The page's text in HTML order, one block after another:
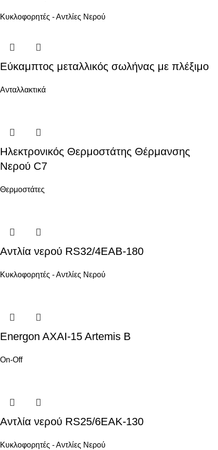
Κυκλοφορητές - Αντλίες Νερού
Εύκαμπτος μεταλλικός σωλήνας με πλέξιμο
Ανταλλακτικά
Ηλεκτρονικός Θερμοστάτης Θέρμανσης
Νερού C7
Θερμοστάτες
Αντλία νερού RS32/4EAB-180
Κυκλοφορητές - Αντλίες Νερού
Energon AXAI-15 Artemis B
On-Off
Αντλία νερού RS25/6EAK-130
Κυκλοφορητές - Αντλίες Νερού